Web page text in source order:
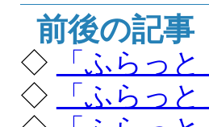
前後の記事
◇
「ふらっ
◇
「ふらっ